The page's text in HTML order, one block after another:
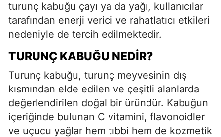
turunç kabuğu çayı ya da yağı, kullanıcılar
tarafından enerji verici ve rahatlatıcı etkileri
nedeniyle de tercih edilmektedir.
TURUNÇ KABUĞU NEDIR?
Turunç kabuğu, turunç meyvesinin dış
kısmından elde edilen ve çeşitli alanlarda
değerlendirilen doğal bir üründür. Kabuğun
içeriğinde bulunan C vitamini, flavonoidler
ve uçucu yağlar hem tıbbi hem de kozmetik